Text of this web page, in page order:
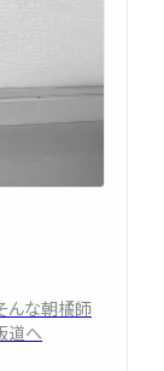
んな朝橘師
道へ